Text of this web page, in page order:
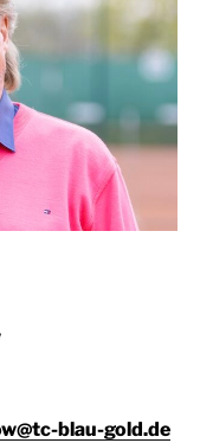
blau-gold.de